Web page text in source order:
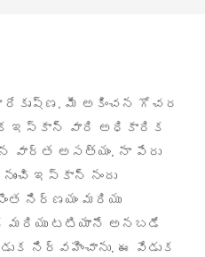
. మీ అకించన గోచర
ఇస్కాన్ వారి అధికారిక
వార్త అసత్యం. నా పేరు
నుంచి ఇస్కాన్ నందు
నిర్ణయం మరియు
మరియు టటియానే అనబడే
నిర్వహించాను. ఈ వేడుక